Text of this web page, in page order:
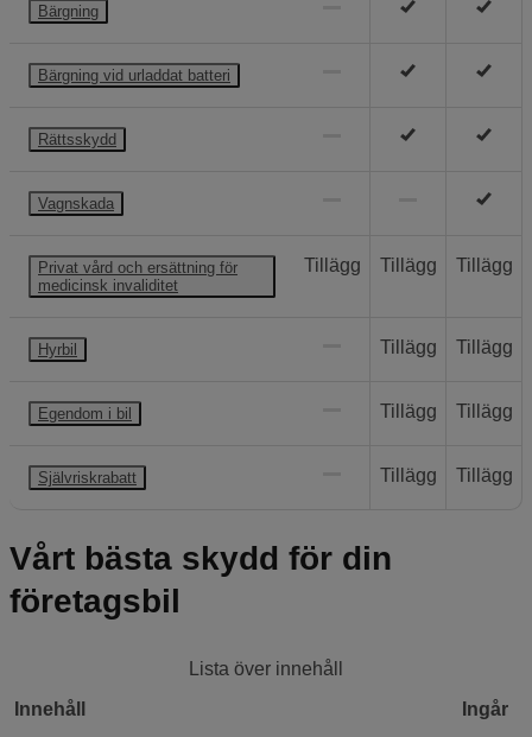
Bärgning
Bärgning vid urladdat batteri
Rättsskydd
Vagnskada
Privat vård och ersättning för
medicinsk invaliditet
Tillägg Tillägg Tillägg
Hyrbil Tillägg Tillägg
Egendom i bil Tillägg Tillägg
Självriskrabatt Tillägg Tillägg
Vårt bästa skydd för din
företagsbil
Lista över innehåll
Innehåll
Ingår